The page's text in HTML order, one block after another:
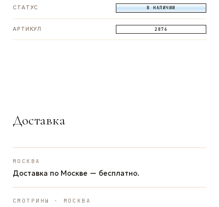
СТАТУС В НАЛИЧИИ
АРТИКУЛ 2876
Доставка
МОСКВА
Доставка по Москве — бесплатно.
СМОТРИНЫ · МОСКВА